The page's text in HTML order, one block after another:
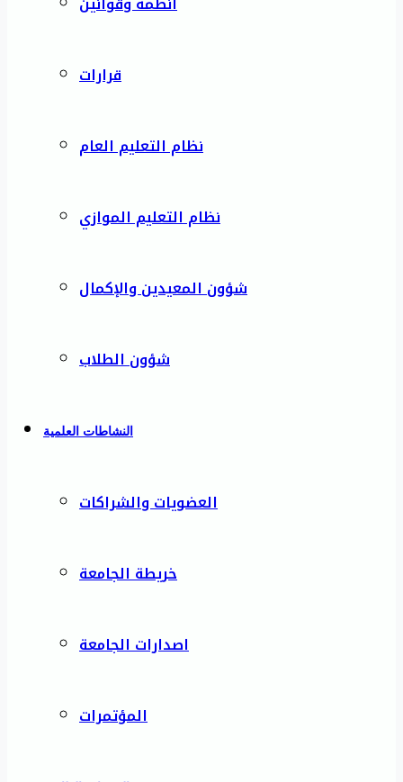
قرارات
نظام التعليم العام
نظام التعليم الموازي
شؤون المعيدين والإكمال
شؤون الطلاب
النشاطات العلمية
العضويات والشراكات
خريطة الجامعة
اصدارات الجامعة
المؤتمرات